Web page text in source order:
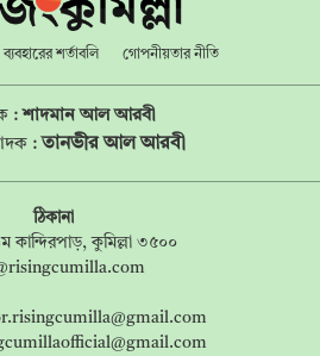
ব্যবহারের শর্তাবলি গোপনীয়তার নীতি
:শাদমান আল আরবী
:তানভীর আল আরবী
ঠিকানা
কান্দিরপাড়, কুমিল্লা ৩৫০০